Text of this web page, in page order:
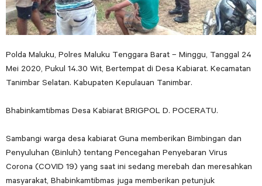
Polda Maluku, Polres Maluku Tenggara Barat – Minggu, Tanggal 24
Mei 2020, Pukul 14.30 Wit, Bertempat di Desa Kabiarat. Kecamatan
Tanimbar Selatan. Kabupaten Kepulauan Tanimbar.
Bhabinkamtibmas Desa Kabiarat BRIGPOL D. POCERATU.
Sambangi warga desa kabiarat Guna memberikan Bimbingan dan
Penyuluhan (Binluh) tentang Pencegahan Penyebaran Virus
Corona (COVID 19) yang saat ini sedang merebah dan meresahkan
masyarakat, Bhabinkamtibmas juga memberikan petunjuk